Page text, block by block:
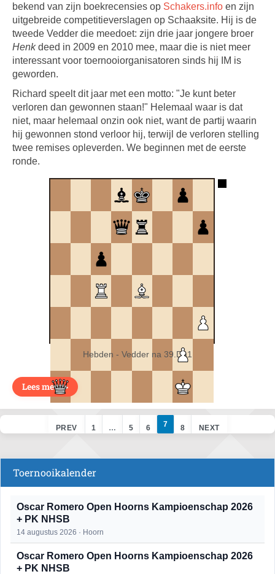
bekend van zijn boekrecensies op Schakers.info en zijn
uitgebreide competitieverslagen op Schaaksite. Hij is de
tweede Vedder die meedoet: zijn drie jaar jongere broer
Henkdeed in 2009 en 2010 mee, maar die is niet meer
interessant voor toernooiorganisatoren sinds hij IM is
geworden.
Richard speelt dit jaar met een motto: "Je kunt beter
verloren dan gewonnen staan!" Helemaal waar is dat
niet, maar helemaal onzin ook niet, want de partij waarin
hij gewonnen stond verloor hij, terwijl de verloren stelling
twee remises opleverden. We beginnen met de eerste
ronde.
Hebden - Vedder na 39.Da1
Lees meer >
PREV 1 … 5 6 7 8 NEXT
Toernooikalender
Oscar Romero Open Hoorns Kampioenschap 2026
+ PK NHSB
14 augustus 2026 · Hoorn
Oscar Romero Open Hoorns Kampioenschap 2026
+ PK NHSB